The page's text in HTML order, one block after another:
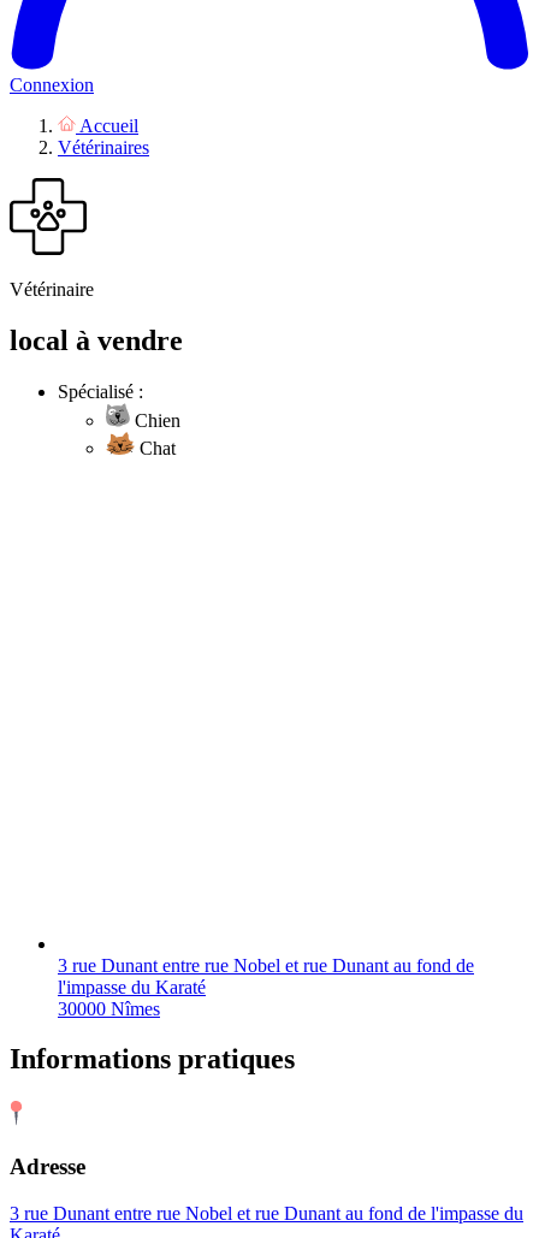
Connexion
Accueil
Vétérinaires
Vétérinaire
local à vendre
Spécialisé :
Chien
Chat
3 rue Dunant entre rue Nobel et rue Dunant au fond de
l'impasse du Karaté
30000 Nîmes
Informations pratiques
Adresse
3 rue Dunant entre rue Nobel et rue Dunant au fond de l'impasse du